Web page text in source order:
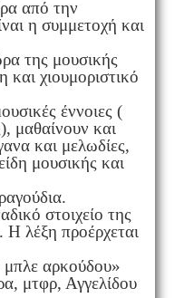
από την
η συμμετοχή και
της μουσικής
χιουμοριστικό
έννοιες (
μαθαίνουν και
και μελωδίες,
μουσικής και
στοιχείο της
Η λέξη προέρχεται
αρκούδου»
μτφρ, Αγγελίδου